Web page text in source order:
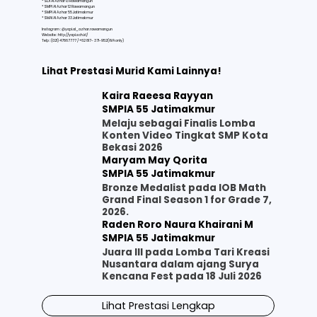
* SMPI Al Azhar 12 Rawamangun
* SMPI Al Azhar 55 Jatimakmur
* SMAI Al Azhar 33 Jatimakmur
Instagram : @yapi.al_azhar.rawamangun
Website :http://yapi.sch.id/
Telp : (021) 47867777 / +62 817- 371-952(WA only)
Lihat Prestasi Murid Kami Lainnya!
Kaira Raeesa Rayyan
SMPIA 55 Jatimakmur
Melaju sebagai Finalis Lomba
Konten Video Tingkat SMP Kota
Bekasi 2026
Maryam May Qorita
SMPIA 55 Jatimakmur
Bronze Medalist pada IOB Math
Grand Final Season 1 for Grade 7,
2026.
Raden Roro Naura Khairani M
SMPIA 55 Jatimakmur
Juara III pada Lomba Tari Kreasi
Nusantara dalam ajang Surya
Kencana Fest pada 18 Juli 2026
Lihat Prestasi Lengkap